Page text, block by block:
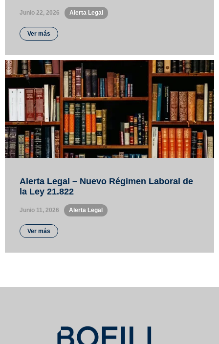
Junio 22, 2026 Alerta Legal
Ver más
Alerta Legal – Nuevo Régimen Laboral de
la Ley 21.822
Junio 11, 2026 Alerta Legal
Ver más